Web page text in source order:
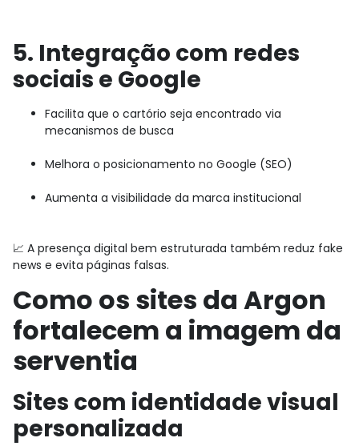
5. Integração com redes
sociais e Google
Facilita que o cartório seja encontrado via
mecanismos de busca
Melhora o posicionamento no Google (SEO)
Aumenta a visibilidade da marca institucional
📈 A presença digital bem estruturada também reduz fake
news e evita páginas falsas.
Como os sites da Argon
fortalecem a imagem da
serventia
Sites com identidade visual
personalizada